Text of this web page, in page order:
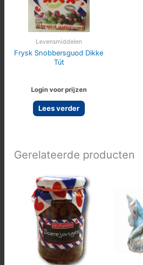
Levensmiddelen
Frysk Snobbersguod Dikke
Tút
Login voor prijzen
Lees verder
Gerelateerde producten